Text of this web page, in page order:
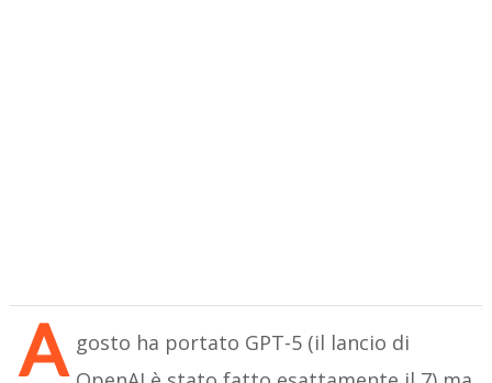
A gosto ha portato GPT-5 (il lancio di